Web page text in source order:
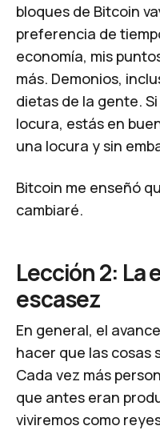
bloques de Bitcoin
preferencia de
economía, mis
más. Demonios,
dietas de la gente.
locura, estás en
una locura y sin
Bitcoin me enseñó
cambiaré.
Lección 2: La
escasez
En general, el
hacer que las cosas
Cada vez más
que antes eran
viviremos como